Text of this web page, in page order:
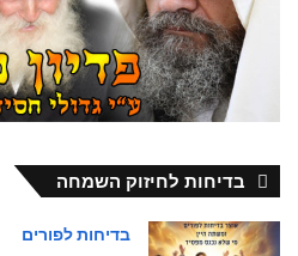
בדיחות לחיזוק השמחה
בדיחות לפורים